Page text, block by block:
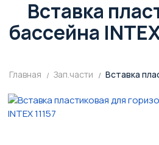
Вставка
бассейна
Главная Зап.части Вставка